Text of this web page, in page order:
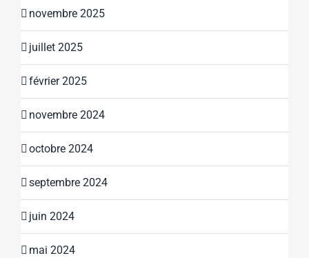
novembre 2025
juillet 2025
février 2025
novembre 2024
octobre 2024
septembre 2024
juin 2024
mai 2024